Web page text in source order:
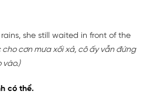
she still waited in front of the
cho cơn mưa xối xả, cô ấy vẫn đứng
vào.)
có thể.